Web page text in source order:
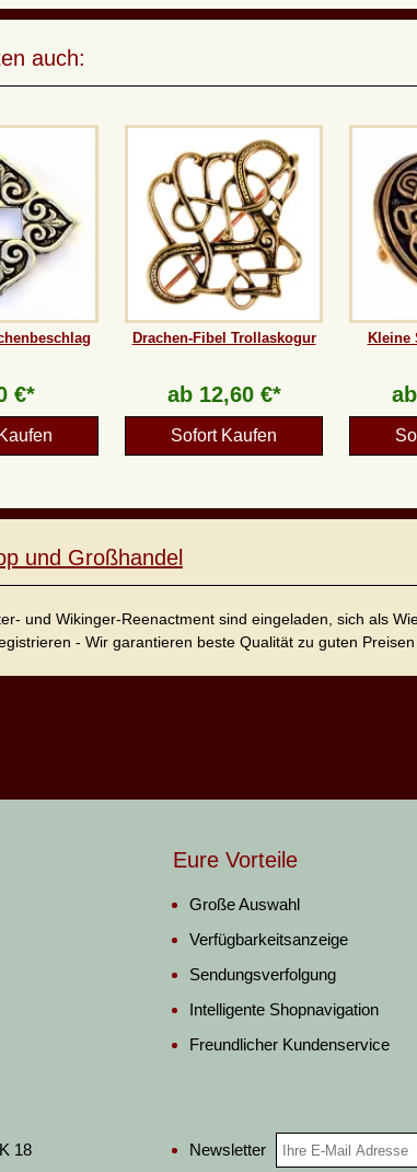
auch:
€*
Drachen-Fibel Trollaskogur
ab 12,60 €*
Sofort Kaufen
Kleine
ab
und Großhandel
und Wikinger-Reenactment sind eingeladen, sich als
- Wir garantieren beste Qualität zu guten
18
Eure Vorteile
Große Auswahl
Verfügbarkeitsanzeige
Sendungsverfolgung
Intelligente Shopnavigation
Freundlicher Kundenservice
Newsletter